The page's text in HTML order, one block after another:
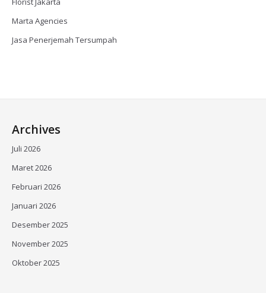
Marta Agencies
Jasa Penerjemah Tersumpah
Archives
Juli 2026
Maret 2026
Februari 2026
Januari 2026
Desember 2025
November 2025
Oktober 2025